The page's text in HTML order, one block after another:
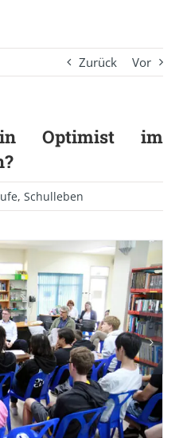
Zurück Vor
Optimist im
, Schulleben